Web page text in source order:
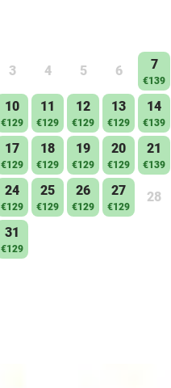
3 4 5 6 7
€139
10
€129
11
€129
12
€129
13
€129
14
€139
17
€129
18
€129
19
€129
20
€129
21
€139
24
€129
25
€129
26
€129
27
€129
28
31
€129